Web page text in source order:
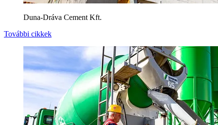
Duna-Dráva Cement Kft.
További cikkek